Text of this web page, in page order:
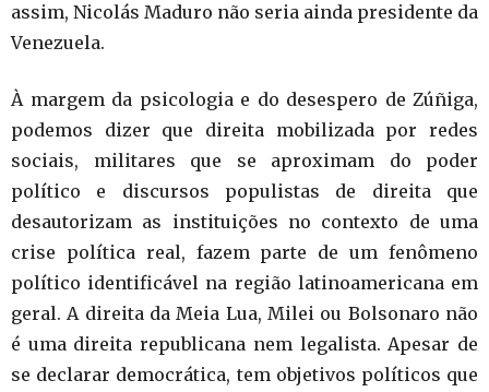
assim, Nicolás Maduro não seria ainda presidente da
Venezuela.
À margem da psicologia e do desespero de Zúñiga,
podemos dizer que direita mobilizada por redes
sociais, militares que se aproximam do poder
político e discursos populistas de direita que
desautorizam as instituições no contexto de uma
crise política real, fazem parte de um fenômeno
político identificável na região latinoamericana em
geral. A direita da Meia Lua, Milei ou Bolsonaro não
é uma direita republicana nem legalista. Apesar de
se declarar democrática, tem objetivos políticos que